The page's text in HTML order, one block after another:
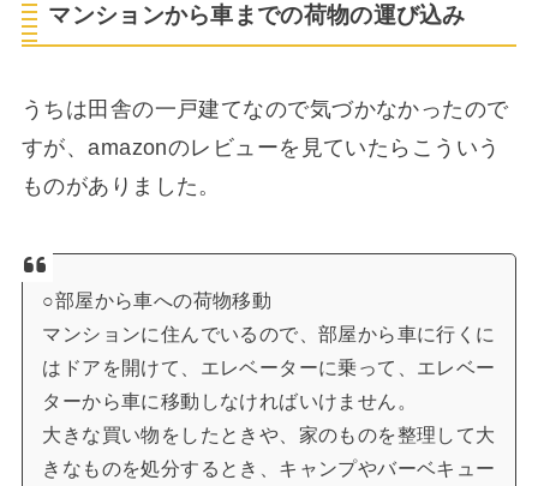
マンションから車までの荷物の運び込み
うちは田舎の一戸建てなので気づかなかったので
すが、amazonのレビューを見ていたらこういう
ものがありました。
○部屋から車への荷物移動
マンションに住んでいるので、部屋から車に行くに
はドアを開けて、エレベーターに乗って、エレベー
ターから車に移動しなければいけません。
大きな買い物をしたときや、家のものを整理して大
きなものを処分するとき、キャンプやバーベキュー